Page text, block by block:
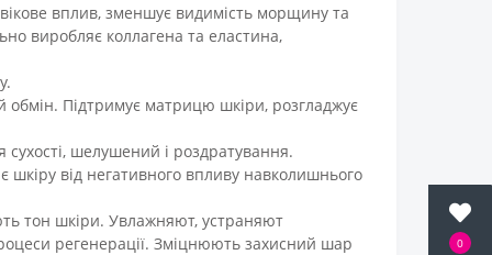
0
вплив, зменшує видимість морщину та
виробляє коллагена та еластина,
обмін. Підтримує матрицю шкіри, розгладжує
сухості, шелушений і роздратування.
шкіру від негативного впливу навколишнього
тон шкіри. Увлажняют, устраняют
регенерації. Зміцнюють захисний шар